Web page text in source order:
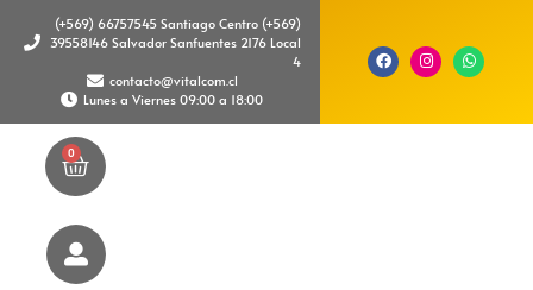
(+569) 66757545 Santiago Centro (+569)
39558146 Salvador Sanfuentes 2176 Local
4
contacto@vitalcom.cl
Lunes a Viernes 09:00 a 18:00
0